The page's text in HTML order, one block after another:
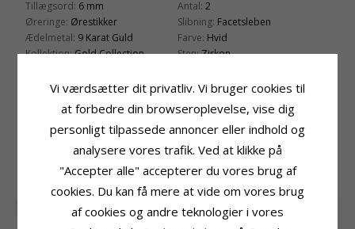
Tillægsord: 6 mm
Øreringe: Ørestikker
Ædelmetal: 9 Karat Guld
Kollektion:Gold Collection
Antal: 2
Slibning: Facetsleben
Farve: Hvid
Sten:Zirkon
Diameter: 6,0 mm
Leveringstid: 2-3 Hverdage
RELATEREDE PRODUKTER
Vi værdsætter dit privatliv. Vi bruger cookies til
at forbedre din browseroplevelse, vise dig
personligt tilpassede annoncer eller indhold og
analysere vores trafik. Ved at klikke på
"Accepter alle" accepterer du vores brug af
cookies. Du kan få mere at vide om vores brug
af cookies og andre teknologier i vores